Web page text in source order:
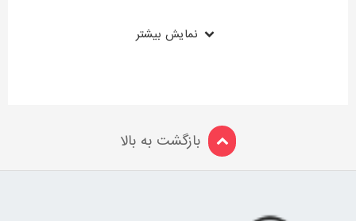
نمایش بیشتر
بازگشت به بالا